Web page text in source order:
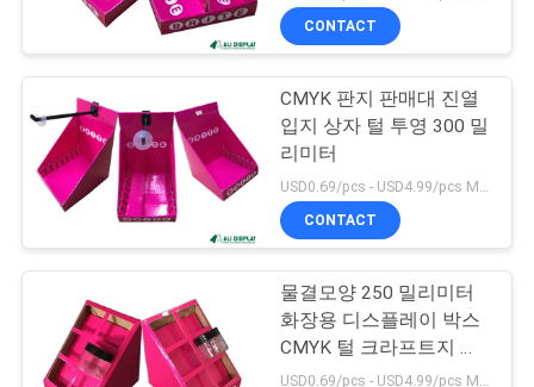
를
다
접착성 라벨 스티커
25
10
CONTACT
CMYK 판지 판매대 진열
입지 상자 털 투영 300 밀
리미터
CONTACT
물결모양 250 밀리미터
화장용 디스플레이 박스
CMYK 털 크라프트지 카
톤 박스